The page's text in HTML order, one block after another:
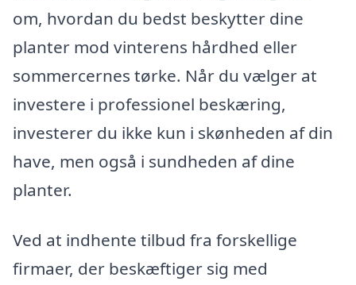
om, hvordan du bedst beskytter dine
planter mod vinterens hårdhed eller
sommercernes tørke. Når du vælger at
investere i professionel beskæring,
investerer du ikke kun i skønheden af din
have, men også i sundheden af dine
planter.
Ved at indhente tilbud fra forskellige
firmaer, der beskæftiger sig med